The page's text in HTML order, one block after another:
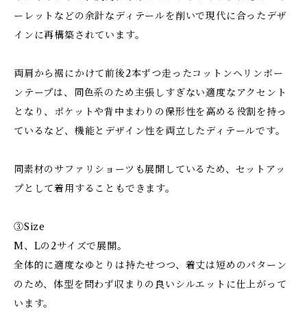
ーレットなどの余計なディテールを削いで現代に合ったデザ
インに再構築されています。
両肩から裾にかけて前後2本ずつ走ったコットンヘリンボー
ンテープは、同色系のため主張しすぎない適度なアクセント
となり、ポケットや背中まわりの保形性を高める役割を持っ
ているなど、機能とデザイン性を両立したディテールです。
同素材のサファリショーツも展開しているため、セットアッ
プとして着用することもできます。
③Size
M、Lの2サイズで展開。
全体的に適度なゆとりは持たせつつ、着丈は短めのパターン
のため、体型を問わず収まりの良いシルエットに仕上がって
います。